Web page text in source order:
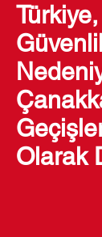
Türkiye,
Olarak